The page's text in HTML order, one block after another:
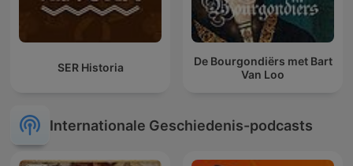
SER Historia
De Bourgondiërs met Bart
Van Loo
Internationale Geschiedenis-podcasts